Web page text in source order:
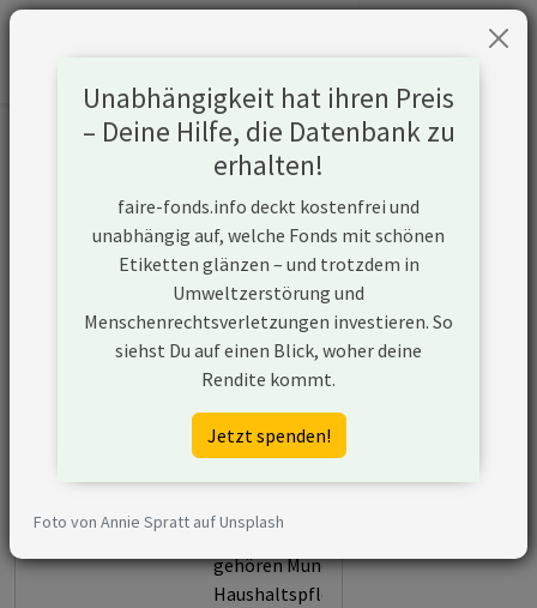
Informationen zum Unternehmen
Colgate-Palmolive Co.
https://www.colgatepalmolive.com/
us
Konflikte
Kurzbeschreibung
Colgate-Palmolive ist ein
amerikanisches
Konsumgüterunternehmen, dessen
verkauft werden. Zu den Produkten
gehören Mund-, Körper- und
Haushaltspflege sowie Tiernahrung. Zu
Unabhängigkeit hat ihren Preis
– Deine Hilfe, die Datenbank zu
erhalten!
faire-fonds.info deckt kostenfrei und
unabhängig auf, welche Fonds mit schönen
Etiketten glänzen – und trotzdem in
Umweltzerstörung und
Menschenrechtsverletzungen investieren. So
siehst Du auf einen Blick, woher deine
Rendite kommt.
Jetzt spenden!
Foto von Annie Spratt auf Unsplash